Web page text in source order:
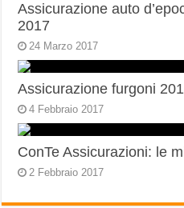
Assicurazione auto
2017
24 Marzo 2017
Assicurazione furgoni
4 Febbraio 2017
ConTe Assicurazioni: le
2 Febbraio 2017